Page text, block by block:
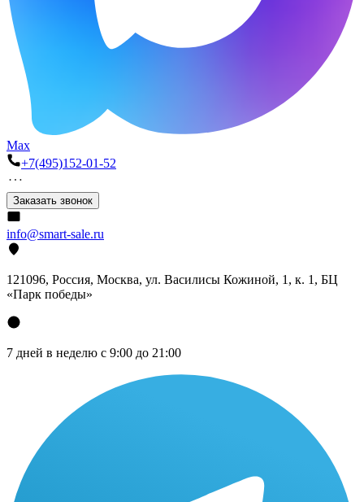
Max
+7(495)152-01-52
Заказать звонок
info@smart-sale.ru
121096, Россия, Москва, ул. Василисы Кожиной, 1, к. 1, БЦ
«Парк победы»
7 дней в неделю с 9:00 до 21:00